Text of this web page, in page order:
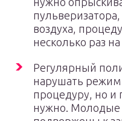
воздуха,
несколько раз
Регулярный
нарушать режим
процедуру, но и
нужно. Молодые